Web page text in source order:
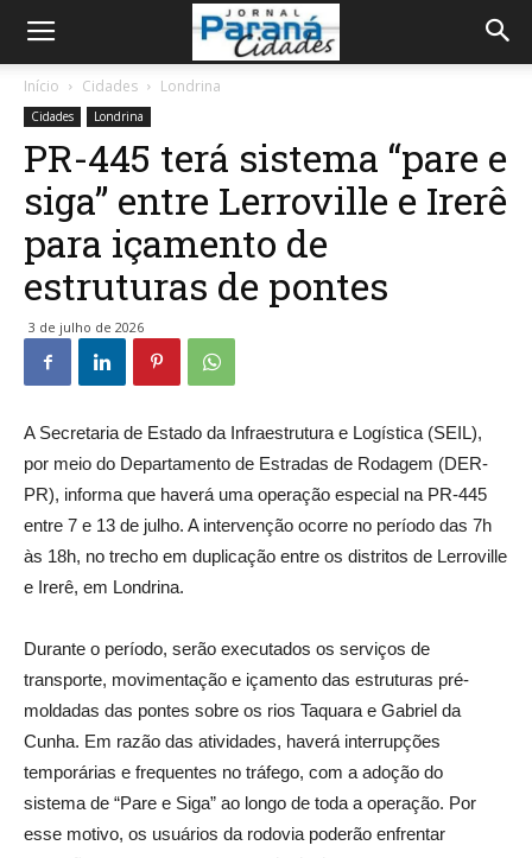
Início Cidades Londrina
Cidades Londrina
PR-445 terá sistema “pare e
siga” entre Lerroville e Irerê
para içamento de
estruturas de pontes
3 de julho de 2026
A Secretaria de Estado da Infraestrutura e Logística (SEIL),
por meio do Departamento de Estradas de Rodagem (DER-
PR), informa que haverá uma operação especial na PR-445
entre 7 e 13 de julho. A intervenção ocorre no período das 7h
às 18h, no trecho em duplicação entre os distritos de Lerroville
e Irerê, em Londrina.
Durante o período, serão executados os serviços de
transporte, movimentação e içamento das estruturas pré-
moldadas das pontes sobre os rios Taquara e Gabriel da
Cunha. Em razão das atividades, haverá interrupções
temporárias e frequentes no tráfego, com a adoção do
sistema de “Pare e Siga” ao longo de toda a operação. Por
esse motivo, os usuários da rodovia poderão enfrentar